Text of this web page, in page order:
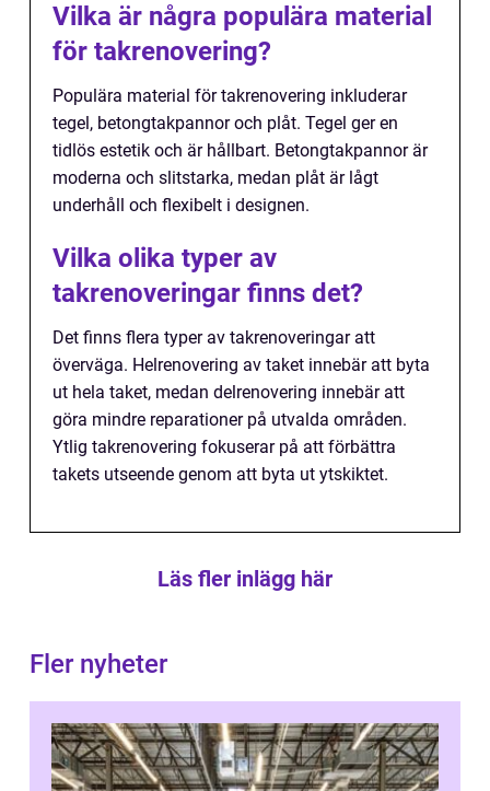
Vilka är några populära material
för takrenovering?
Populära material för takrenovering inkluderar
tegel, betongtakpannor och plåt. Tegel ger en
tidlös estetik och är hållbart. Betongtakpannor är
moderna och slitstarka, medan plåt är lågt
underhåll och flexibelt i designen.
Vilka olika typer av
takrenoveringar finns det?
Det finns flera typer av takrenoveringar att
överväga. Helrenovering av taket innebär att byta
ut hela taket, medan delrenovering innebär att
göra mindre reparationer på utvalda områden.
Ytlig takrenovering fokuserar på att förbättra
takets utseende genom att byta ut ytskiktet.
Läs fler inlägg här
Fler nyheter